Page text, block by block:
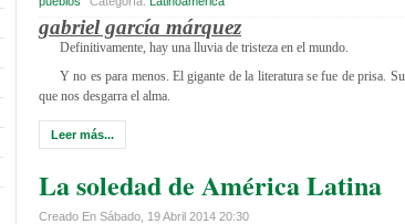
gabriel garcía márquez
Definitivamente, hay una lluvia de tristeza en el mundo.
Y no es para menos. El gigante de la literatura se fue de prisa.
que nos desgarra el alma.
Leer más...
La soledad de América Latina
Creado En Sábado, 19 Abril 2014 20:30